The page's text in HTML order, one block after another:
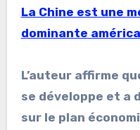
La Chine est une
dominante
L’auteur affirme
se développe et a
sur le plan